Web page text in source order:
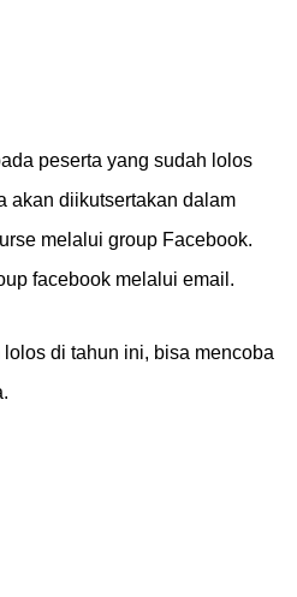
peserta yang sudah lolos
akan diikutsertakan dalam
melalui group Facebook.
facebook melalui email.
di tahun ini, bisa mencoba